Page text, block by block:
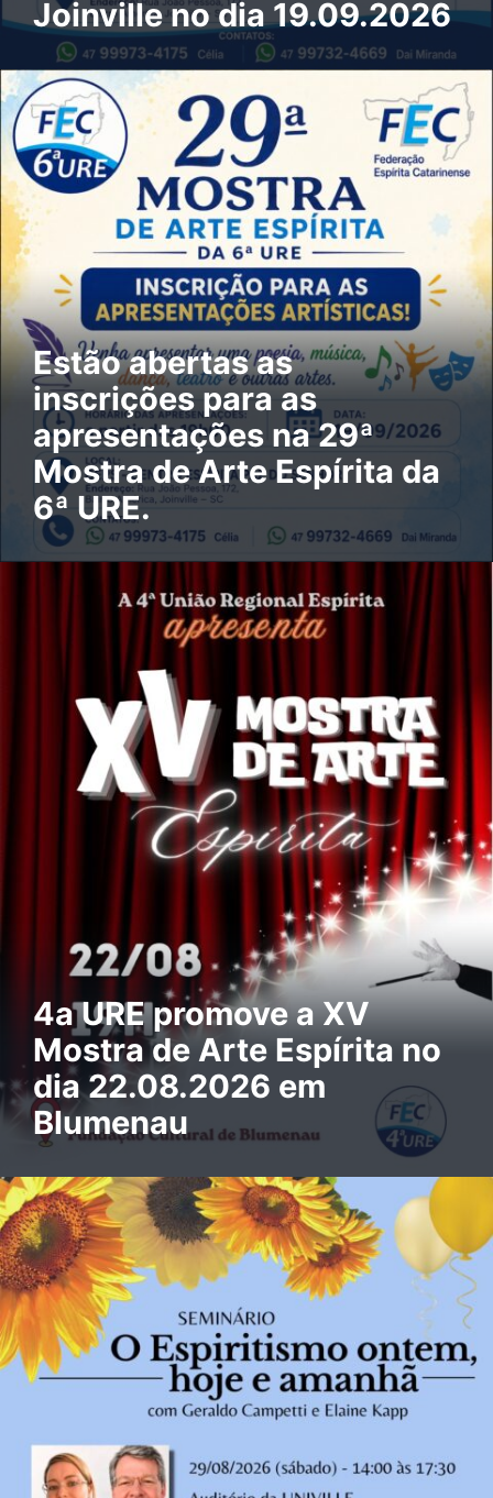
Joinville no dia 19.09.2026
Estão abertas as
inscrições para as
apresentações na 29ª
Mostra de Arte Espírita da
6ª URE.
4a URE promove a XV
Mostra de Arte Espírita no
dia 22.08.2026 em
Blumenau